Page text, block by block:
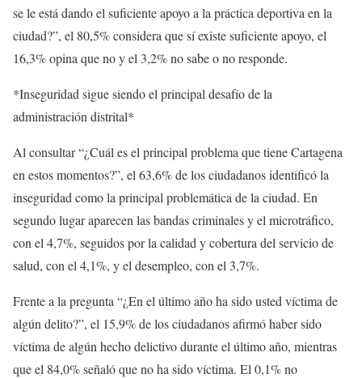
se le está dando el suficiente apoyo a la práctica deportiva en la
ciudad?”, el 80,5% considera que sí existe suficiente apoyo, el
16,3% opina que no y el 3,2% no sabe o no responde.
*Inseguridad sigue siendo el principal desafío de la
administración distrital*
Al consultar “¿Cuál es el principal problema que tiene Cartagena
en estos momentos?”, el 63,6% de los ciudadanos identificó la
inseguridad como la principal problemática de la ciudad. En
segundo lugar aparecen las bandas criminales y el microtráfico,
con el 4,7%, seguidos por la calidad y cobertura del servicio de
salud, con el 4,1%, y el desempleo, con el 3,7%.
Frente a la pregunta “¿En el último año ha sido usted víctima de
algún delito?”, el 15,9% de los ciudadanos afirmó haber sido
víctima de algún hecho delictivo durante el último año, mientras
que el 84,0% señaló que no ha sido víctima. El 0,1% no